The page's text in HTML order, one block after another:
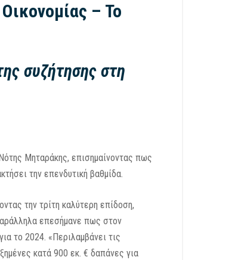
– Το
συζήτησης στη
Μηταράκης, επισημαίνοντας πως
την επενδυτική βαθμίδα.
την τρίτη καλύτερη επίδοση,
επεσήμανε πως στον
το 2024. «Περιλαμβάνει τις
κατά 900 εκ. € δαπάνες για